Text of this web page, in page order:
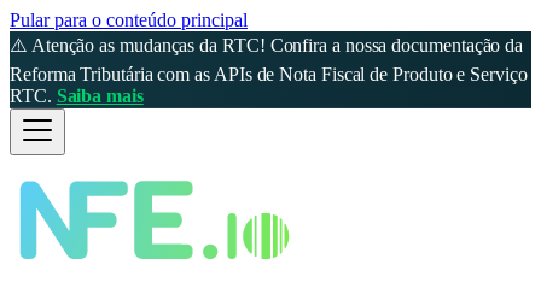
Pular para o conteúdo principal
⚠️ Atenção as mudanças da RTC! Confira a nossa documentação da
Reforma Tributária com as APIs de Nota Fiscal de Produto e Serviço
RTC. Saiba mais